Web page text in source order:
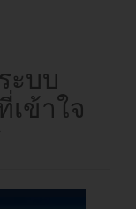
ะบบ
เข้าใจ